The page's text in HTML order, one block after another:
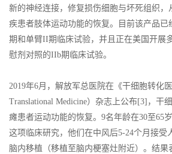
新的神经连接，修复损伤细胞与坏死组织，
疾患者肢体运动功能的恢复。目前该产品已
期和单臂II期临床试验，并且正在美国开展
慰剂对照的IIb期临床试验。
2019年6月，解放军总医院在《干细胞转化
Translational Medicine）杂志上公布[3]，干
瘫患者运动功能的恢复。9名年龄在30至65
这项临床研究，他们在中风后5-24个月接受
脑内移植（移植至脑内梗塞灶附近）。结果